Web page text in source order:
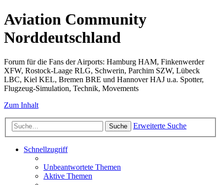
Aviation Community
Norddeutschland
Forum für die Fans der Airports: Hamburg HAM, Finkenwerder
XFW, Rostock-Laage RLG, Schwerin, Parchim SZW, Lübeck
LBC, Kiel KEL, Bremen BRE und Hannover HAJ u.a. Spotter,
Flugzeug-Simulation, Technik, Movements
Zum Inhalt
Suche Erweiterte Suche
Schnellzugriff
Unbeantwortete Themen
Aktive Themen